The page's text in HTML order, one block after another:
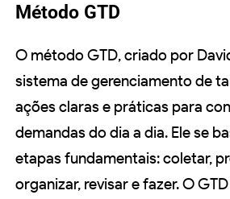
Método GTD
O método GTD, criado por
sistema de gerenciamento de
ações claras e práticas para
demandas do dia a dia. Ele se
etapas fundamentais: coletar,
organizar, revisar e fazer. O